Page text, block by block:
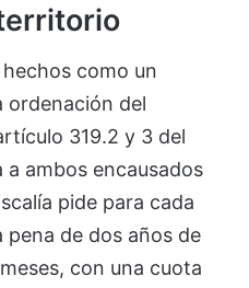
como un
ordenación del
319.2 y 3 del
a ambos encausados
pide para cada
pena de dos años de
con una cuota